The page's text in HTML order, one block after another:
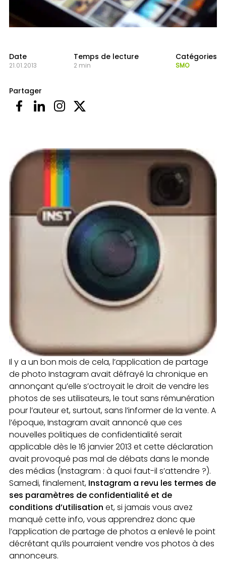
Date
21.01.2013
Temps de lecture
2 min
Catégories
SMO
Partager
Il y a un bon mois de cela, l’application de partage
de photo Instagram avait défrayé la chronique en
annonçant qu’elle s’octroyait le droit de vendre les
photos de ses utilisateurs, le tout sans rémunération
pour l’auteur et, surtout, sans l’informer de la vente. A
l’époque, Instagram avait annoncé que ces
nouvelles politiques de confidentialité serait
applicable dès le 16 janvier 2013 et cette déclaration
avait provoqué pas mal de débats dans le monde
des médias (Instagram : à quoi faut-il s’attendre ?).
Samedi, finalement, Instagram a revu les termes de
ses paramètres de confidentialité et de
conditions d’utilisation et, si jamais vous avez
manqué cette info, vous apprendrez donc que
l’application de partage de photos a enlevé le point
décrétant qu’ils pourraient vendre vos photos à des
annonceurs.